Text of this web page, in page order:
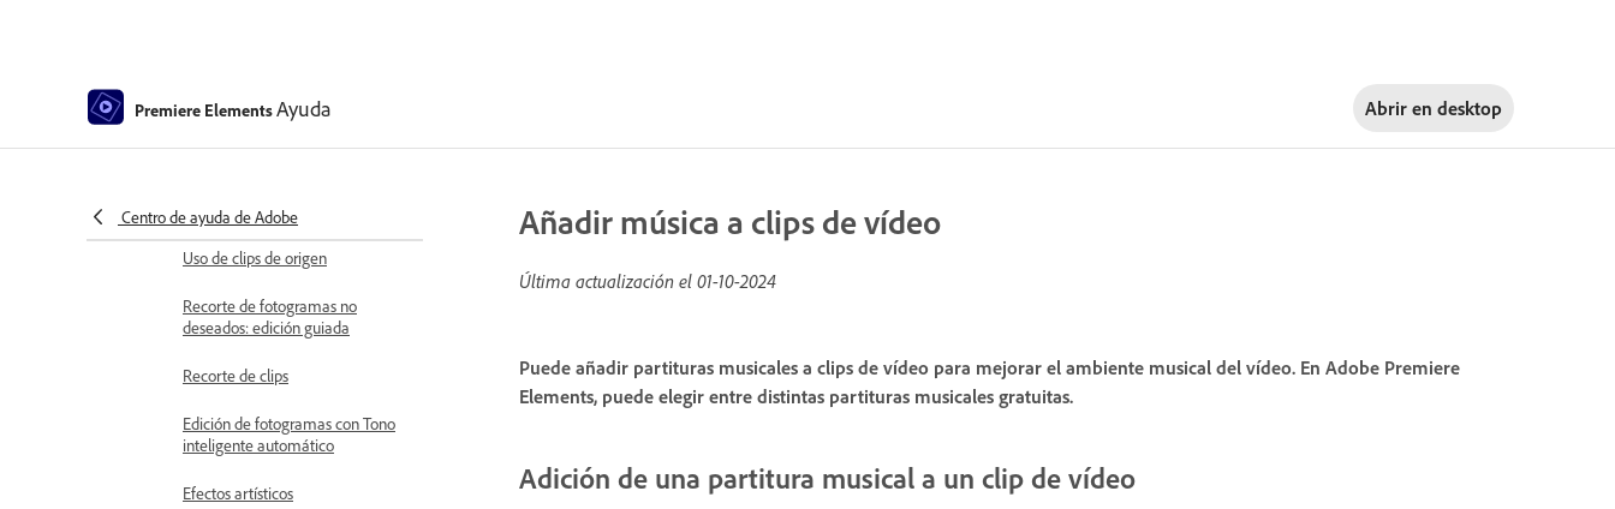
Premiere ElementsAyuda Abrir en desktop
Centro de ayuda de Adobe
Estabilización de la secuencia de
Sustitución de material de archivo
Uso de clips de origen
Recorte de fotogramas no
deseados: edición guiada
Recorte de clips
Edición de fotogramas con Tono
inteligente automático
Efectos artísticos
Añadir música a clips de vídeo
Última actualización el 01-10-2024
Puede añadir partituras musicales a clips de vídeo para mejorar el ambiente musical del vídeo. En Adobe Premiere
Elements, puede elegir entre distintas partituras musicales gratuitas.
Adición de una partitura musical a un clip de vídeo